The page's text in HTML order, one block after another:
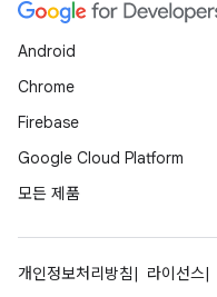
Android
Chrome
Firebase
Google Cloud Platform
모든 제품
개인정보처리방침 라이선스